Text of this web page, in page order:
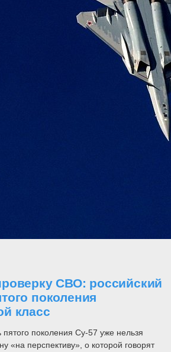
СВО: российский
поколения
класс
пятого поколения Су-57 уже нельзя
«на перспективу», о которой говорят